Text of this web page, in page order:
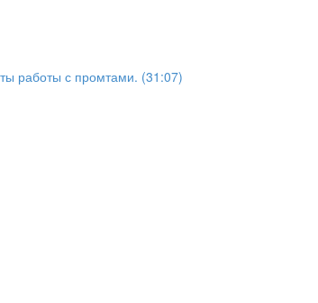
работы с промтами. (31:07)